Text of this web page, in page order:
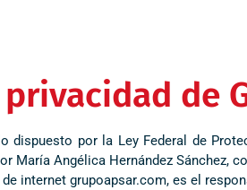
de
dispuesto por la Ley Federal de
María Angélica Hernández Sánchez,
internet grupoapsar.com, es el